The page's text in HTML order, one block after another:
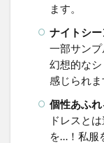
ます。
ナイトシ
一部サン
幻想的な
感じられま
個性あふ
ドレスと
を…！私服